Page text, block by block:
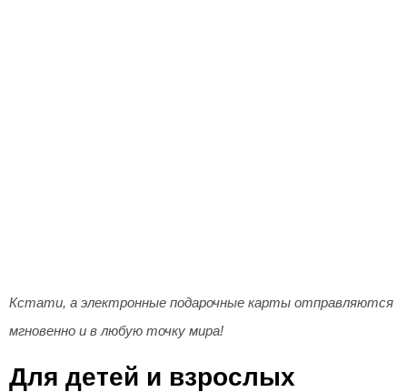
Кстати, а электронные подарочные карты отправляются
мгновенно и в любую точку мира!
Для детей и взрослых